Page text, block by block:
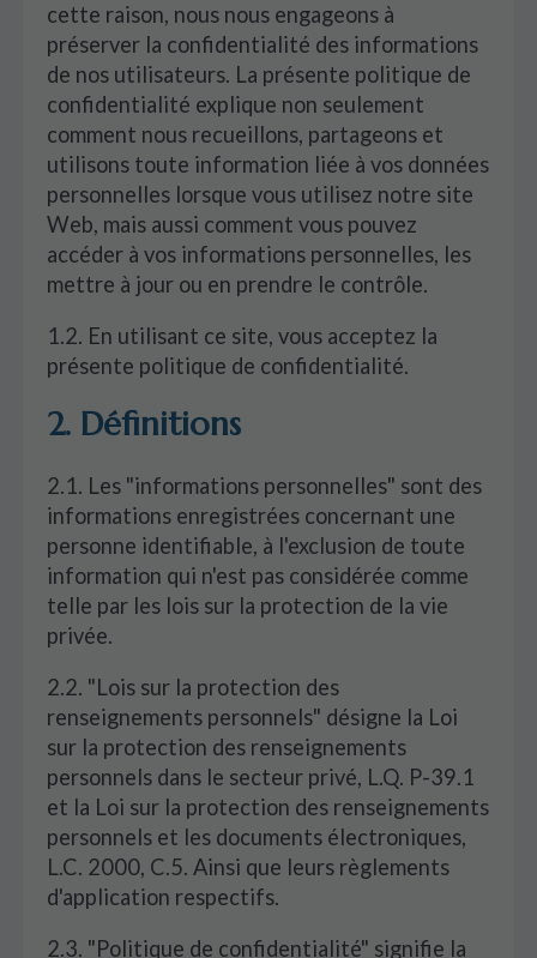
cette raison, nous nous engageons à
préserver la confidentialité des informations
de nos utilisateurs. La présente politique de
confidentialité explique non seulement
comment nous recueillons, partageons et
utilisons toute information liée à vos données
personnelles lorsque vous utilisez notre site
Web, mais aussi comment vous pouvez
accéder à vos informations personnelles, les
mettre à jour ou en prendre le contrôle.
1.2. En utilisant ce site, vous acceptez la
présente politique de confidentialité.
2. Définitions
2.1. Les "informations personnelles" sont des
informations enregistrées concernant une
personne identifiable, à l'exclusion de toute
information qui n'est pas considérée comme
telle par les lois sur la protection de la vie
privée.
2.2. "Lois sur la protection des
renseignements personnels" désigne la Loi
sur la protection des renseignements
personnels dans le secteur privé, L.Q. P-39.1
et la Loi sur la protection des renseignements
personnels et les documents électroniques,
L.C. 2000, C.5. Ainsi que leurs règlements
d'application respectifs.
2.3. "Politique de confidentialité" signifie la